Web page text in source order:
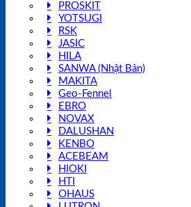
PROSKIT
YOTSUGI
RSK
JASIC
HILA
SANWA (Nhật Bản)
MAKITA
Geo-Fennel
EBRO
NOVAX
DALUSHAN
KENBO
ACEBEAM
HIOKI
HTI
OHAUS